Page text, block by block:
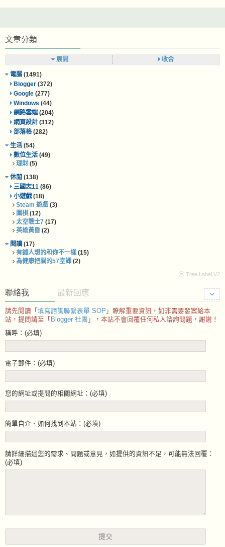
文章分類
展開 收合
電腦 (1491)
Blogger (372)
Google (277)
Windows (44)
網路雲端(204)
網頁設計(312)
部落格(282)
生活(54)
數位生活(49)
理財(5)
休閒 (138)
三國志11 (86)
小遊戲(18)
Steam 遊戲(3)
圍棋(12)
太空戰士7 (17)
英雄黃昏 (2)
閱讀 (17)
有錢人想的和你不一樣(15)
為健康把關的57堂課 (2)
ⓦ Tree Label V2
聯絡我 最新回應
請先閱讀「 填寫諮詢聯繫表單 SOP 」瞭解重要資訊，如非需要發案給本
站，提問請至「 Blogger 社團 」，本站不會回覆任何私人諮詢問題，謝謝！
稱呼：(必填)
電子郵件：(必填)
您的網址或提問的相關網址：(必填)
簡單自介、如何找到本站：(必填)
請詳細描述您的需求、問題或意見，如提供的資訊不足，可能無法回覆：
(必填)